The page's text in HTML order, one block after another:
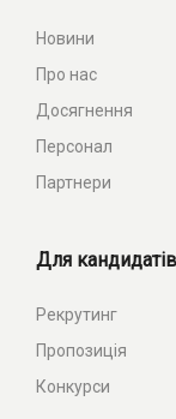
Новини
Про нас
Досягнення
Персонал
Партнери
Для кандидатів
Рекрутинг
Пропозиція
Конкурси